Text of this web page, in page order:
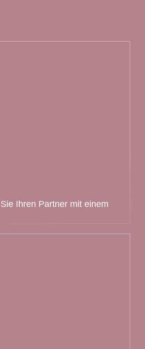
Ihren Partner mit einem